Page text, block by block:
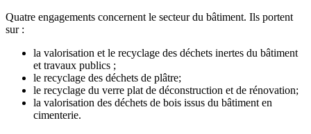
Quatre engagements concernent le secteur du bâtiment. Ils portent
sur :
la valorisation et le recyclage des déchets inertes du bâtiment
et travaux publics ;
le recyclage des déchets de plâtre;
le recyclage du verre plat de déconstruction et de rénovation;
la valorisation des déchets de bois issus du bâtiment en
cimenterie.